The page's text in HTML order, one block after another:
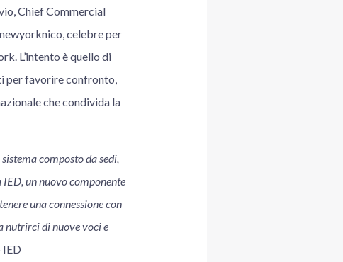
Chief Commercial
celebre per
L’intento è quello di
per favorire confronto,
che condivida la
composto da sedi,
un nuovo componente
una connessione con
nutrirci di nuove voci e